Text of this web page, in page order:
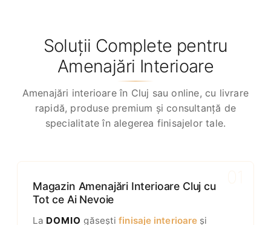
Soluții Complete pentru
Amenajări Interioare
Amenajări interioare în Cluj sau online, cu livrare
rapidă, produse premium și consultanță de
specialitate în alegerea finisajelor tale.
01
Magazin Amenajări Interioare Cluj cu
Tot ce Ai Nevoie
La DOMIO găseștifinisaje interioare și